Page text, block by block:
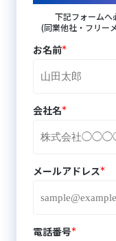
下記フォームへ
(同業他社・フリー
お名前*
会社名*
メールアドレス*
電話番号*